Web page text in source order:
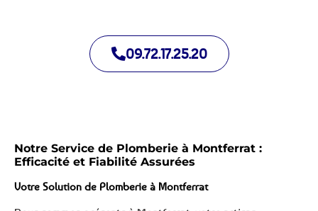
09.72.17.25.20
Notre Service de Plomberie à Montferrat :
Efficacité et Fiabilité Assurées
Votre Solution de Plomberie à Montferrat